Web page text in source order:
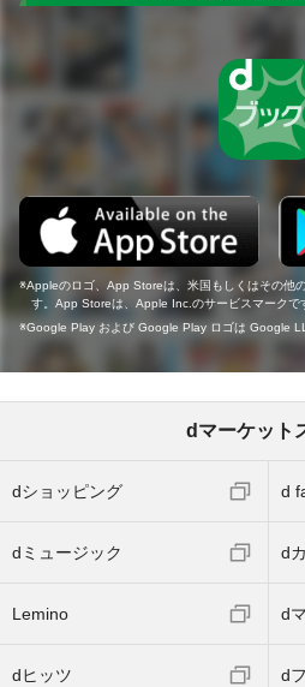
Appleのロゴ、App Storeは、米国もしくはその他
す。App Storeは、Apple Inc.のサービスマークで
Google Play および Google Play ロゴは Google
dマーケット
dショッピング d
dミュージック d
Lemino d
dヒッツ d